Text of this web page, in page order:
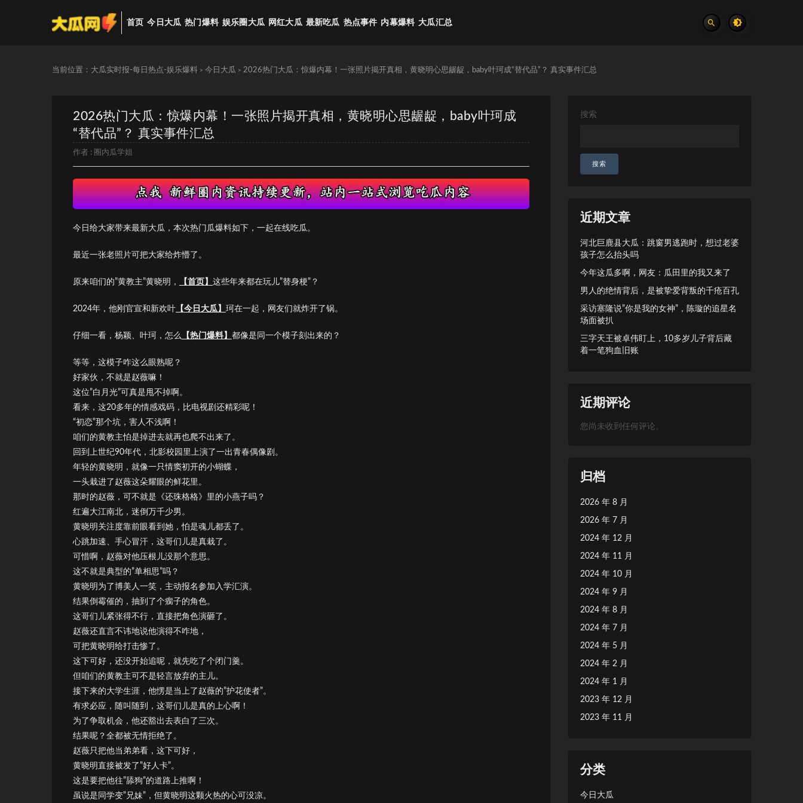
首页 今日大瓜 热门爆料 娱乐圈大瓜 网红大瓜 最新吃瓜 热点事件 内幕爆料 大瓜汇总
当前位置： 大瓜实时报-每日热点-娱乐爆料 > 今日大瓜 > 2026热门大瓜：惊爆内幕！一张照片揭开真相，黄晓明心思龌龊，baby叶珂成“替代品”？ 真实事件汇总
2026热门大瓜：惊爆内幕！一张照片揭开真相，黄晓明心思龌龊，baby叶珂成
“替代品”？ 真实事件汇总
作者 : 圈内瓜学姐
今日给大家带来最新大瓜，本次热门瓜爆料如下，一起在线吃瓜。
最近一张老照片可把大家给炸懵了。
原来咱们的”黄教主”黄晓明， 【首页】 这些年来都在玩儿”替身梗”？
2024年，他刚官宣和新欢叶 【今日大瓜】 珂在一起，网友们就炸开了锅。
仔细一看，杨颖、叶珂，怎么 【热门爆料】 都像是同一个模子刻出来的？
等等，这模子咋这么眼熟呢？
好家伙，不就是赵薇嘛！
这位”白月光”可真是甩不掉啊。
看来，这20多年的情感戏码，比电视剧还精彩呢！
“初恋”那个坑，害人不浅啊！
咱们的黄教主怕是掉进去就再也爬不出来了。
回到上世纪90年代，北影校园里上演了一出青春偶像剧。
年轻的黄晓明，就像一只情窦初开的小蝴蝶，
一头栽进了赵薇这朵耀眼的鲜花里。
那时的赵薇，可不就是《还珠格格》里的小燕子吗？
红遍大江南北，迷倒万千少男。
黄晓明关注度靠前眼看到她，怕是魂儿都丢了。
心跳加速、手心冒汗，这哥们儿是真栽了。
可惜啊，赵薇对他压根儿没那个意思。
这不就是典型的”单相思”吗？
黄晓明为了博美人一笑，主动报名参加入学汇演。
结果倒霉催的，抽到了个瘸子的角色。
这哥们儿紧张得不行，直接把角色演砸了。
赵薇还直言不讳地说他演得不咋地，
可把黄晓明给打击惨了。
这下可好，还没开始追呢，就先吃了个闭门羹。
但咱们的黄教主可不是轻言放弃的主儿。
接下来的大学生涯，他愣是当上了赵薇的”护花使者”。
有求必应，随叫随到，这哥们儿是真的上心啊！
为了争取机会，他还豁出去表白了三次。
结果呢？全都被无情拒绝了。
赵薇只把他当弟弟看，这下可好，
黄晓明直接被发了”好人卡”。
这是要把他往”舔狗”的道路上推啊！
虽说是同学变”兄妹”，但黄晓明这颗火热的心可没凉。
搜索
搜索
近期文章
河北巨鹿县大瓜：跳窗男逃跑时，想过老婆
孩子怎么抬头吗
今年这瓜多啊，网友：瓜田里的我又来了
男人的绝情背后，是被挚爱背叛的千疮百孔
采访塞隆说”你是我的女神”，陈璇的追星名
场面被扒
三字天王被卓伟盯上，10多岁儿子背后藏
着一笔狗血旧账
近期评论
您尚未收到任何评论。
归档
2026 年 8 月
2026 年 7 月
2024 年 12 月
2024 年 11 月
2024 年 10 月
2024 年 9 月
2024 年 8 月
2024 年 7 月
2024 年 5 月
2024 年 2 月
2024 年 1 月
2023 年 12 月
2023 年 11 月
分类
今日大瓜